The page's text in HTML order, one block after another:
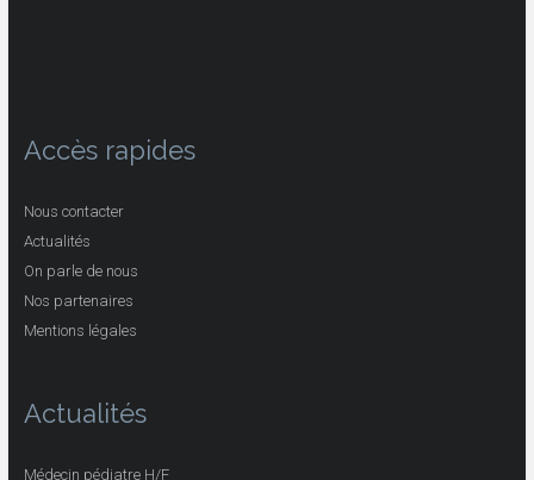
Accès rapides
Nous contacter
Actualités
On parle de nous
Nos partenaires
Mentions légales
Actualités
Médecin pédiatre H/F